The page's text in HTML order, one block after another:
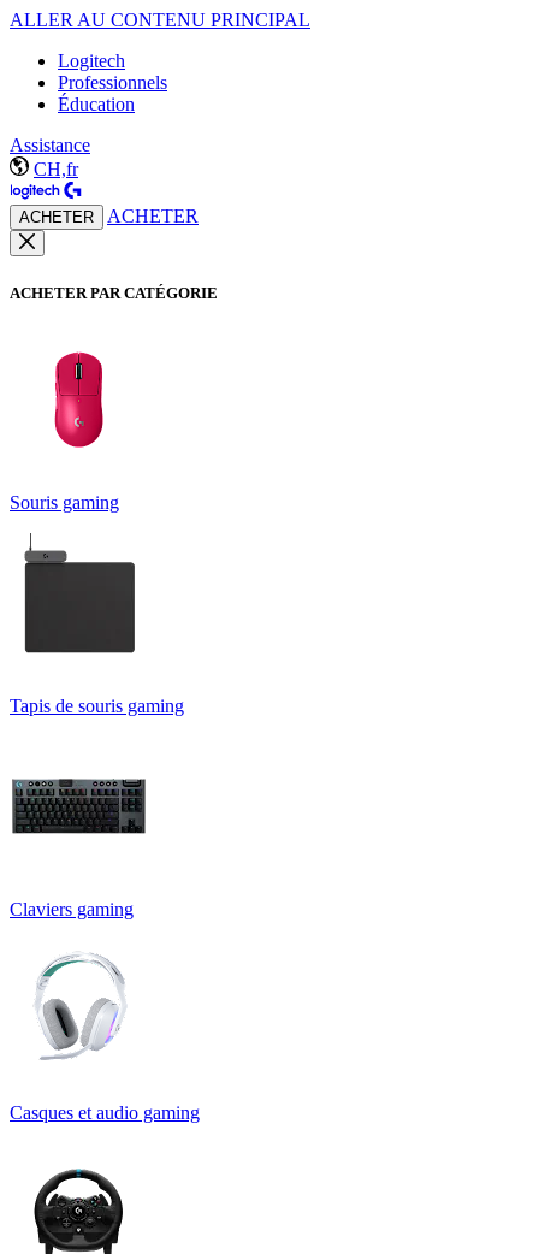
ALLER AU CONTENU PRINCIPAL
Logitech
Professionnels
Éducation
Assistance
CH,fr
ACHETER ACHETER
ACHETER PAR CATÉGORIE
Souris gaming
Tapis de souris gaming
Claviers gaming
Casques et audio gaming